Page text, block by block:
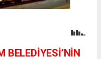
BELEDİYESİ’NİN